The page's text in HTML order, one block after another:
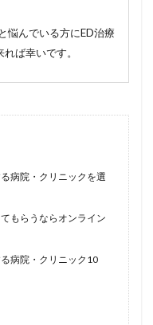
悩んでいる方にED治療
ば幸いです。
病院・クリニックを選
もらうならオンライン
病院・クリニック10